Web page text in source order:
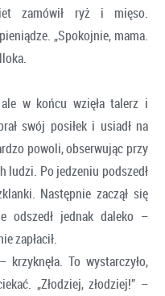
zamówił ryż i mięso.
„Spokojnie, mama.
w końcu wzięła talerz i
swój posiłek i usiadł na
powoli, obserwując przy
ludzi. Po jedzeniu podszedł
Następnie zaczął się
odszedł jednak daleko –
zapłacił.
krzyknęła. To wystarczyło,
„Złodziej, złodziej!” –